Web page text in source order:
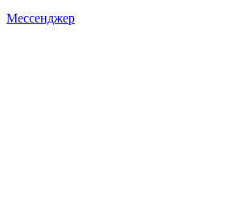
Мессенджер